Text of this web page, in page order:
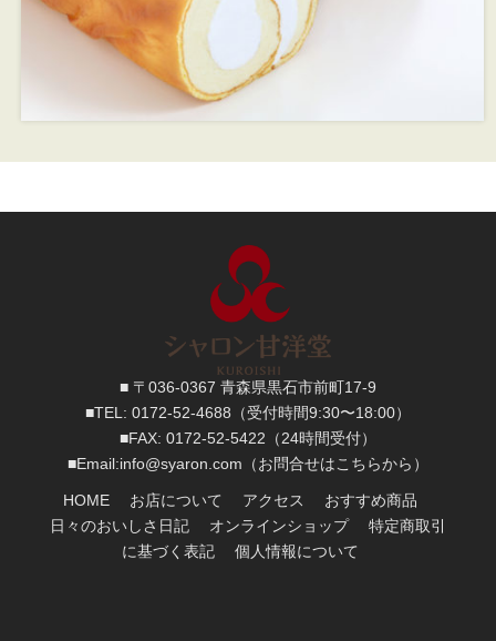
■ 〒036-0367 青森県黒石市前町17-9
■TEL: 0172-52-4688 （受付時間9:30〜18:00）
■FAX: 0172-52-5422 （24時間受付）
■Email:info@syaron.com （お問合せはこちらから）
HOME お店について アクセス
おすすめ商品
日々のおいしさ日記
オンラインショップ
特定商取引
に基づく表記
個人情報について